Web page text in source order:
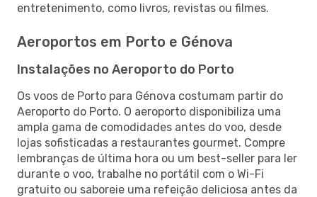
entretenimento, como livros, revistas ou filmes.
Aeroportos em Porto e Génova
Instalações no Aeroporto do Porto
Os voos de Porto para Génova costumam partir do
Aeroporto do Porto. O aeroporto disponibiliza uma
ampla gama de comodidades antes do voo, desde
lojas sofisticadas a restaurantes gourmet. Compre
lembranças de última hora ou um best-seller para ler
durante o voo, trabalhe no portátil com o Wi-Fi
gratuito ou saboreie uma refeição deliciosa antes da